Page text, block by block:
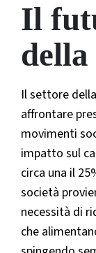
Il
Il settore
affrontare
movimenti
impatto sul
circa una il
società
necessità di
che